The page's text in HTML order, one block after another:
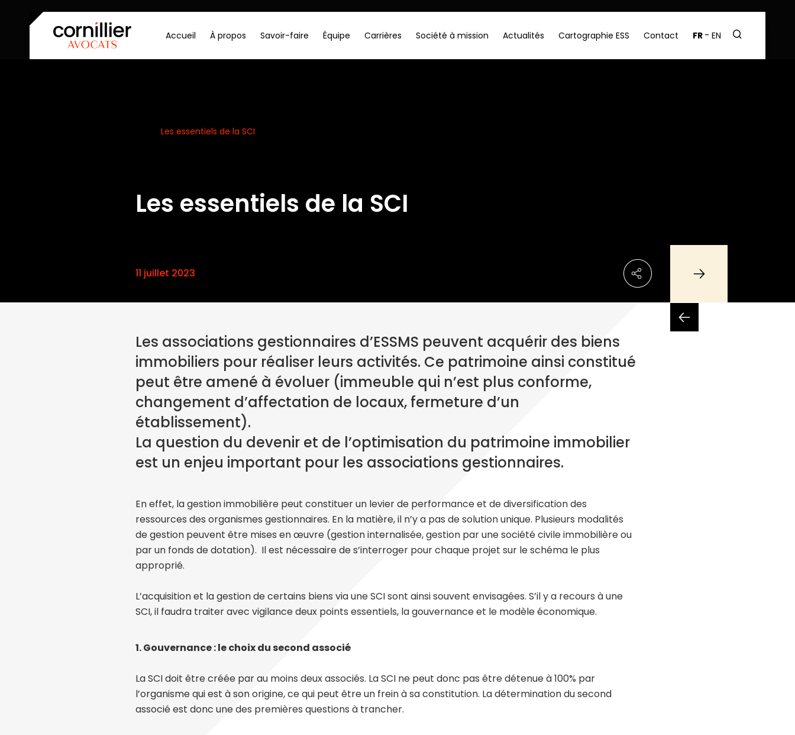
Accueil À propos Savoir-faire Équipe Carrières Société à mission Actualités Cartographie ESS Contact FR EN
Les essentiels de la SCI
Les essentiels de la SCI
11 juillet 2023
Les associations gestionnaires d’ESSMS peuvent acquérir des biens
immobiliers pour réaliser leurs activités. Ce patrimoine ainsi constitué
peut être amené à évoluer (immeuble qui n’est plus conforme,
changement d’affectation de locaux, fermeture d’un
établissement).
La question du devenir et de l’optimisation du patrimoine immobilier
est un enjeu important pour les associations gestionnaires.
En effet, la gestion immobilière peut constituer un levier de performance et de diversification des
ressources des organismes gestionnaires. En la matière, il n’y a pas de solution unique. Plusieurs modalités
de gestion peuvent être mises en œuvre (gestion internalisée, gestion par une société civile immobilière ou
par un fonds de dotation). Il est nécessaire de s’interroger pour chaque projet sur le schéma le plus
approprié.
L’acquisition et la gestion de certains biens via une SCI sont ainsi souvent envisagées. S’il y a recours à une
SCI, il faudra traiter avec vigilance deux points essentiels, la gouvernance et le modèle économique.
1. Gouvernance : le choix du second associé
La SCI doit être créée par au moins deux associés. La SCI ne peut donc pas être détenue à 100% par
l’organisme qui est à son origine, ce qui peut être un frein à sa constitution. La détermination du second
associé est donc une des premières questions à trancher.